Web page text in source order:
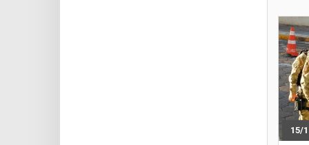
15/